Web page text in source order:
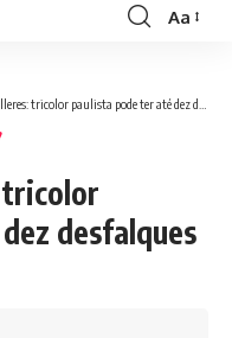
Aa
paulista pode ter até dez desfalques contra os argentinos
tricolor
desfalques